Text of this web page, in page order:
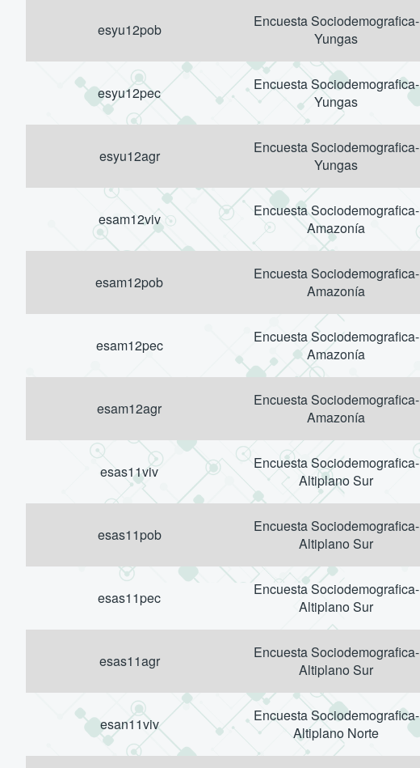
esyu12pob
Encuesta Sociodemografica-
Yungas
esyu12pec
Encuesta Sociodemografica-
Yungas
esyu12agr
Encuesta Sociodemografica-
Yungas
esam12viv
Encuesta Sociodemografica-
Amazonía
esam12pob
Encuesta Sociodemografica-
Amazonía
esam12pec
Encuesta Sociodemografica-
Amazonía
esam12agr
Encuesta Sociodemografica-
Amazonía
esas11viv
Encuesta Sociodemografica-
Altiplano Sur
esas11pob
Encuesta Sociodemografica-
Altiplano Sur
esas11pec
Encuesta Sociodemografica-
Altiplano Sur
esas11agr
Encuesta Sociodemografica-
Altiplano Sur
esan11viv
Encuesta Sociodemografica-
Altiplano Norte